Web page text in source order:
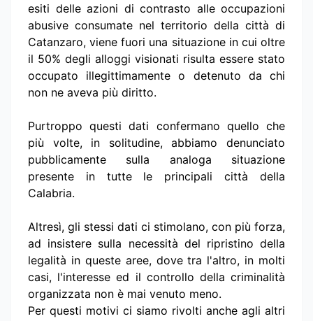
esiti delle azioni di contrasto alle occupazioni
abusive consumate nel territorio della città di
Catanzaro, viene fuori una situazione in cui oltre
il 50% degli alloggi visionati risulta essere stato
occupato illegittimamente o detenuto da chi
non ne aveva più diritto.
Purtroppo questi dati confermano quello che
più volte, in solitudine, abbiamo denunciato
pubblicamente sulla analoga situazione
presente in tutte le principali città della
Calabria.
Altresì, gli stessi dati ci stimolano, con più forza,
ad insistere sulla necessità del ripristino della
legalità in queste aree, dove tra l'altro, in molti
casi, l'interesse ed il controllo della criminalità
organizzata non è mai venuto meno.
Per questi motivi ci siamo rivolti anche agli altri